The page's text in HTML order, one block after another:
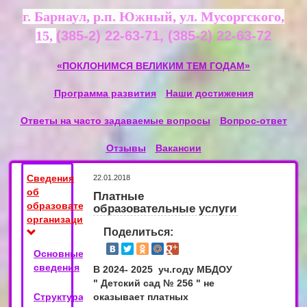
г. Барнаул, р.п. Южный, ул. Мусоргского,
15, (385-2) 22-63-71, (385-2) 22-63-72
«ПОКЛОНИМСЯ ВЕЛИКИМ ТЕМ ГОДАМ»
Программа развития Наши достижения
Ответы на часто задаваемые вопросы Вопрос-ответ
Отзывы Вакансии
Сведения
об
образовательной
организации
Основные
сведения
Структура
22.01.2018
Платные
образовательные услуги
Поделиться:
В 2024- 2025 уч.году МБДОУ
" Детский сад № 256 " не
оказывает платных